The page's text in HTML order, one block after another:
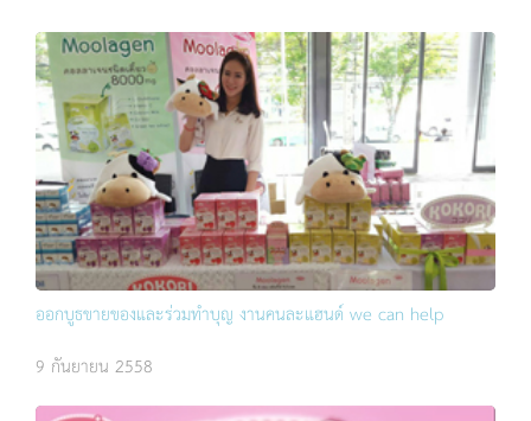
ออกบูธขายของและร่วมทำบุญ งานคนละแฮนด์ we can help
9 กันยายน 2558